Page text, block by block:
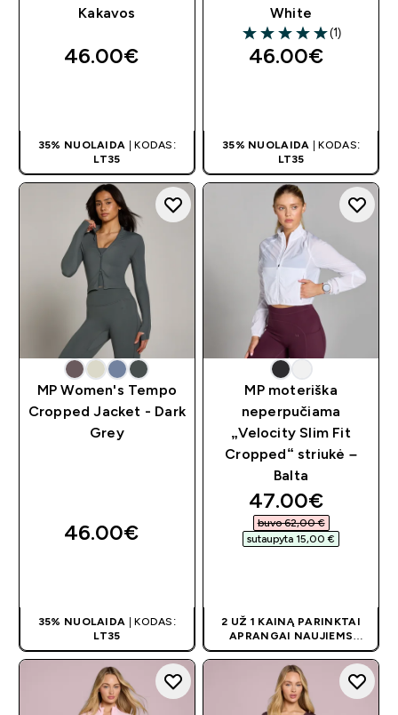
Kakavos
46.00€‎
35% NUOLAIDA | KODAS:
LT35
White
5 out of 5 stars
(1)
46.00€‎
35% NUOLAIDA | KODAS:
LT35
MP Women's Tempo
Cropped Jacket - Dark
Grey
46.00€‎
35% NUOLAIDA | KODAS:
LT35
MP moteriška
neperpučiama
„Velocity Slim Fit
Cropped“ striukė –
Balta
discounted
47.00€‎
buvo 62,00 €‎
sutaupyta 15,00 €‎
2 UŽ 1 KAINĄ PARINKTAI
APRANGAI NAUJIEMS
KLIENTAMS! PRISITAIKO
AUTOMATIŠKAI